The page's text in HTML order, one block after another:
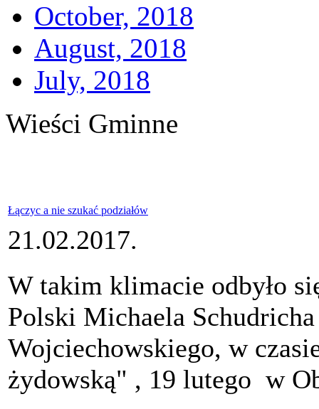
October, 2018
August, 2018
July, 2018
Wieści Gminne
Łączyc a nie szukać podziałów
21.02.2017.
W takim klimacie odbyło
Polski Michaela
Wojciechowskiego, w
żydowską" , 19 lutego w